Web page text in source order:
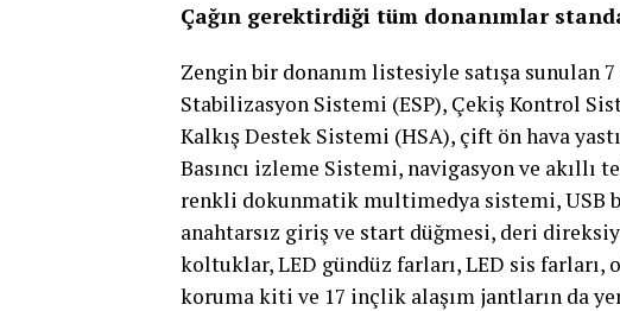
Çağın gerektirdiği tüm donanımlar
Zengin bir donanım listesiyle satışa sunulan
Stabilizasyon Sistemi (ESP), Çekiş Kontrol
Kalkış Destek Sistemi (HSA), çift ön hava
Basıncı izleme Sistemi, navigasyon ve akıllı
renkli dokunmatik multimedya sistemi, USB
anahtarsız giriş ve start düğmesi, deri
koltuklar, LED gündüz farları, LED sis
koruma kiti ve 17 inçlik alaşım jantların da